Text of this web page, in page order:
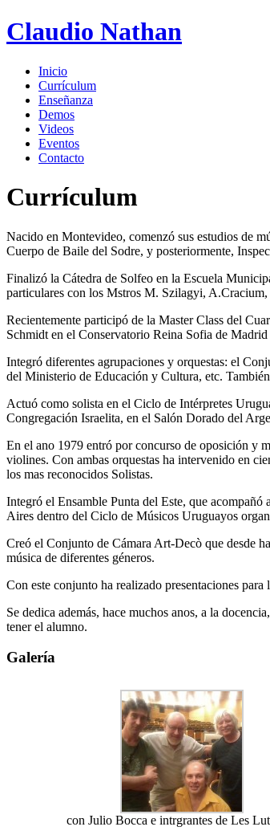
Claudio Nathan
Inicio
Currículum
Enseñanza
Demos
Videos
Eventos
Contacto
Currículum
Nacido en Montevideo, comenzó sus estudios de
Cuerpo de Baile del Sodre, y posteriormente,
Finalizó la Cátedra de Solfeo en la Escuela
particulares con los Mstros M. Szilagyi,
Recientemente participó de la Master Class del
Schmidt en el Conservatorio Reina Sofia de
Integró diferentes agrupaciones y orquestas: el
del Ministerio de Educación y Cultura, etc.
Actuó como solista en el Ciclo de Intérpretes
Congregación Israelita, en el Salón Dorado del
En el ano 1979 entró por concurso de oposición y
violines. Con ambas orquestas ha intervenido en
los mas reconocidos Solistas.
Integró el Ensamble Punta del Este, que
Aires dentro del Ciclo de Músicos Uruguayos
Creó el Conjunto de Cámara Art-Decò que desde
música de diferentes géneros.
Con este conjunto ha realizado presentaciones
Se dedica además, hace muchos anos, a la
tener el alumno.
Galería
con Julio Bocca e intrgrantes de Les